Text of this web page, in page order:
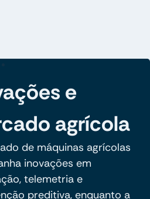
e
agrícola
de máquinas agrícolas
inovações em
telemetria e
preditiva, enquanto a